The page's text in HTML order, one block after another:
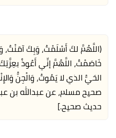
(اللَّهُمَّ لكَ أَسْلَمْتُ، وَبِكَ آمَنْتُ،
خَاصَمْتُ، اللَّهُمَّ إنِّي أَعُوذُ
الحَيُّ الذي لا يَمُوتُ، وَالْجِنُّ
حديث صحيح.]